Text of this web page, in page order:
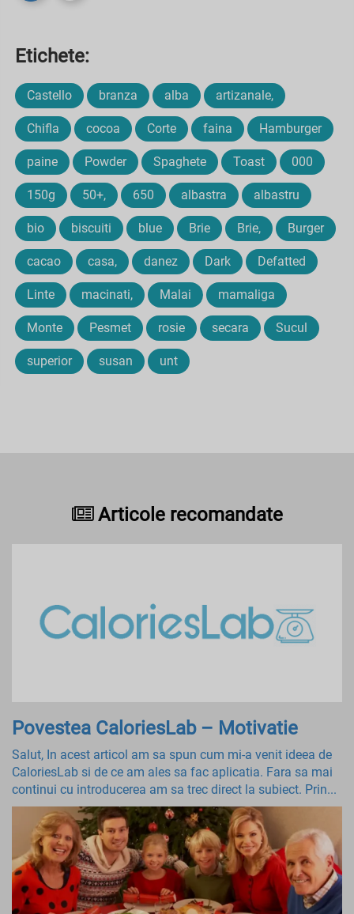
Etichete:
Castello branza alba artizanale,
Chifla cocoa Corte faina Hamburger
paine Powder Spaghete Toast 000
150g 50+, 650 albastra albastru
bio biscuiti blue Brie Brie, Burger
cacao casa, danez Dark Defatted
Linte macinati, Malai mamaliga
Monte Pesmet rosie secara Sucul
superior susan unt
Articole recomandate
Povestea CaloriesLab – Motivatie
Salut, In acest articol am sa spun cum mi-a venit ideea de
CaloriesLab si de ce am ales sa fac aplicatia. Fara sa mai
continui cu introducerea am sa trec direct la subiect. Prin...